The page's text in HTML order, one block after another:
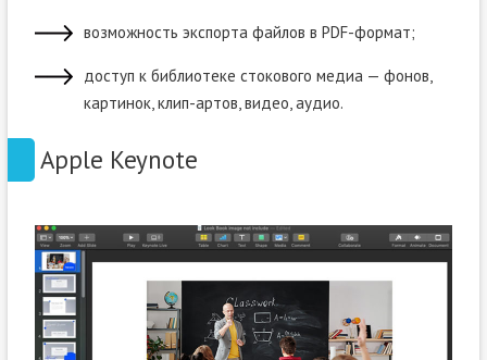
возможность экспорта файлов в PDF-формат;
доступ к библиотеке стокового медиа — фонов,
картинок, клип-артов, видео, аудио.
Apple Keynote